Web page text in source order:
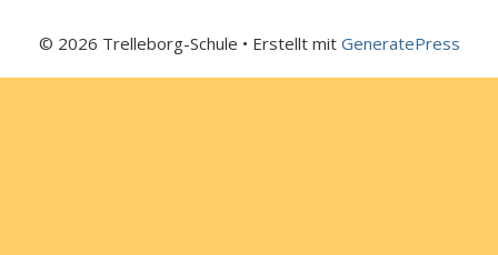
© 2026 Trelleborg-Schule • Erstellt mit GeneratePress